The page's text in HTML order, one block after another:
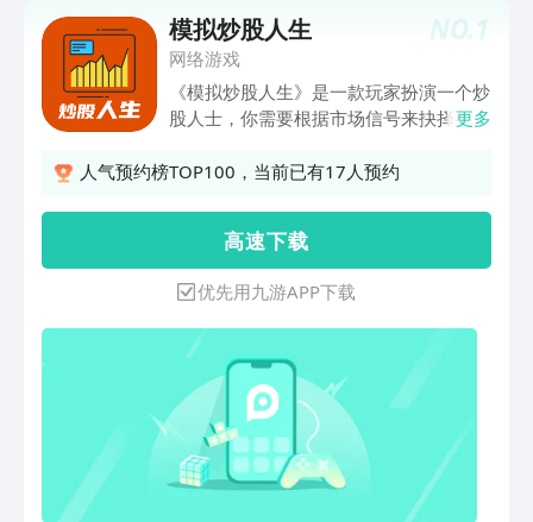
作都变得有智慧、有趣味。
NO.1
模拟炒股人生
网络游戏
《模拟炒股人生》是一款玩家扮演一个炒
股人士，你需要根据市场信号来抉择买入
过炒股来赚钱财富，从而维持家庭开支，
～“炒股最困难的不是选股，也不是买
卖，而是等待;人生最困难的不是努力，
也不是奋斗，而是抉择”
更多
人气预约榜TOP100，当前已有17人预约
高 速 下 载
优先用九游APP下载